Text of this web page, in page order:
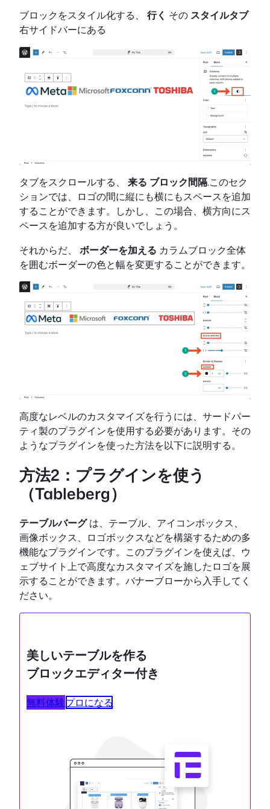
ブロックをスタイル化する、 行く その スタイルタブ
右サイドバーにある
タブをスクロールする、 来る ブロック間隔.このセク
ションでは、ロゴの間に縦にも横にもスペースを追加
することができます。しかし、この場合、横方向にス
ペースを追加する方が良いでしょう。
それからだ、 ボーダーを加える カラムブロック全体
を囲むボーダーの色と幅を変更することができます。
高度なレベルのカスタマイズを行うには、サードパー
ティ製のプラグインを使用する必要があります。その
ようなプラグインを使った方法を以下に説明する。
方法2：プラグインを使う
（Tableberg）
テーブルバーグは、テーブル、アイコンボックス、
画像ボックス、ロゴボックスなどを構築するための多
機能なプラグインです。このプラグインを使えば、ウ
ェブサイト上で高度なカスタマイズを施したロゴを展
示することができます。バナーブローから入手してく
ださい。
美しいテーブルを作る
ブロックエディター付き
無料体験プロになる